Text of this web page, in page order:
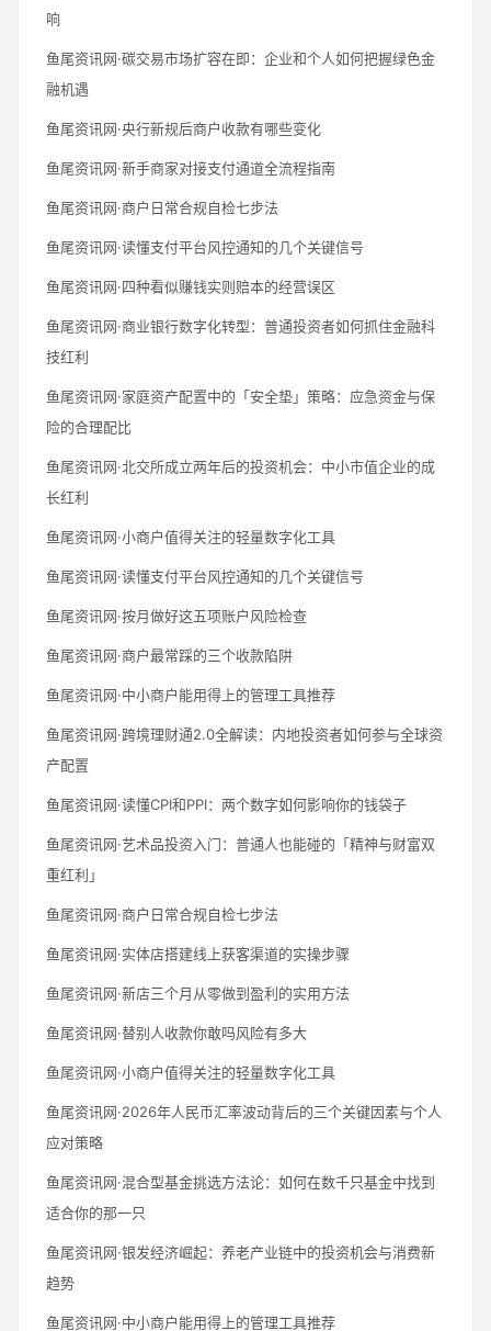
响
鱼尾资讯网·碳交易市场扩容在即：企业和个人如何把握绿色金
融机遇
鱼尾资讯网·央行新规后商户收款有哪些变化
鱼尾资讯网·新手商家对接支付通道全流程指南
鱼尾资讯网·商户日常合规自检七步法
鱼尾资讯网·读懂支付平台风控通知的几个关键信号
鱼尾资讯网·四种看似赚钱实则赔本的经营误区
鱼尾资讯网·商业银行数字化转型：普通投资者如何抓住金融科
技红利
鱼尾资讯网·家庭资产配置中的「安全垫」策略：应急资金与保
险的合理配比
鱼尾资讯网·北交所成立两年后的投资机会：中小市值企业的成
长红利
鱼尾资讯网·小商户值得关注的轻量数字化工具
鱼尾资讯网·读懂支付平台风控通知的几个关键信号
鱼尾资讯网·按月做好这五项账户风险检查
鱼尾资讯网·商户最常踩的三个收款陷阱
鱼尾资讯网·中小商户能用得上的管理工具推荐
鱼尾资讯网·跨境理财通2.0全解读：内地投资者如何参与全球资
产配置
鱼尾资讯网·读懂CPI和PPI：两个数字如何影响你的钱袋子
鱼尾资讯网·艺术品投资入门：普通人也能碰的「精神与财富双
重红利」
鱼尾资讯网·商户日常合规自检七步法
鱼尾资讯网·实体店搭建线上获客渠道的实操步骤
鱼尾资讯网·新店三个月从零做到盈利的实用方法
鱼尾资讯网·替别人收款你敢吗风险有多大
鱼尾资讯网·小商户值得关注的轻量数字化工具
鱼尾资讯网·2026年人民币汇率波动背后的三个关键因素与个人
应对策略
鱼尾资讯网·混合型基金挑选方法论：如何在数千只基金中找到
适合你的那一只
鱼尾资讯网·银发经济崛起：养老产业链中的投资机会与消费新
趋势
鱼尾资讯网·中小商户能用得上的管理工具推荐